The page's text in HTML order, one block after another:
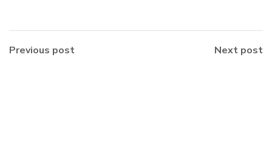
Previous post Next post